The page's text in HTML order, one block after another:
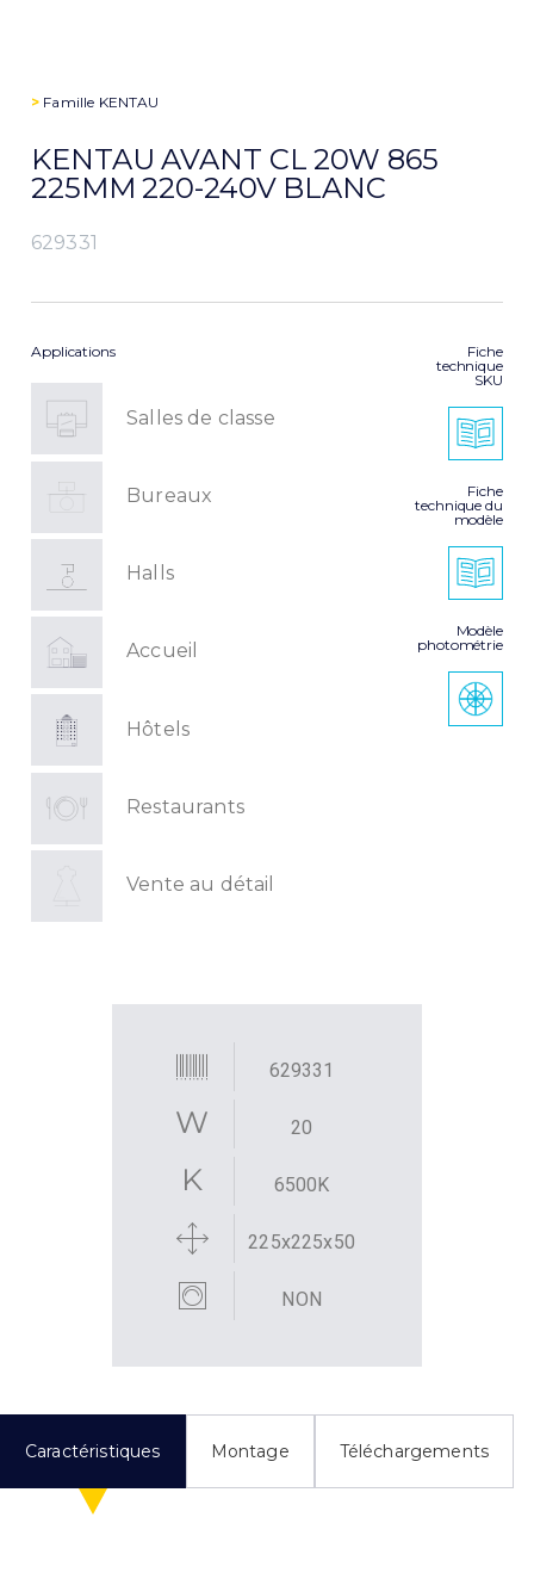
> Famille KENTAU
KENTAU AVANT CL 20W 865
225MM 220-240V BLANC
629331
Applications
Salles de classe
Bureaux
Halls
Accueil
Hôtels
Restaurants
Vente au détail
Fiche
technique
SKU
Fiche
technique du
modèle
Modèle
photométrie
629331
20
6500K
225x225x50
NON
Caractéristiques Montage Téléchargements